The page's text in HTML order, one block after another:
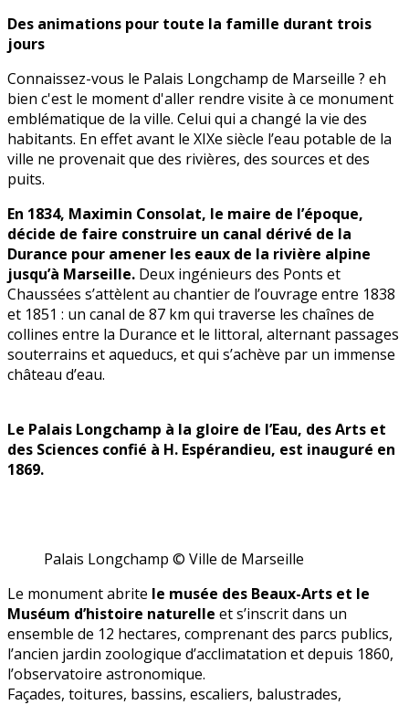
Des animations pour toute la famille durant trois
jours
Connaissez-vous le Palais Longchamp de Marseille ? eh
bien c'est le moment d'aller rendre visite à ce monument
emblématique de la ville. Celui qui a changé la vie des
habitants. En effet avant le XIXe siècle l’eau potable de la
ville ne provenait que des rivières, des sources et des
puits.
En 1834, Maximin Consolat, le maire de l’époque,
décide de faire construire un canal dérivé de la
Durance pour amener les eaux de la rivière alpine
jusqu’à Marseille. Deux ingénieurs des Ponts et
Chaussées s’attèlent au chantier de l’ouvrage entre 1838
et 1851 : un canal de 87 km qui traverse les chaînes de
collines entre la Durance et le littoral, alternant passages
souterrains et aqueducs, et qui s’achève par un immense
château d’eau.
Le Palais Longchamp à la gloire de l’Eau, des Arts et
des Sciences confié à H. Espérandieu, est inauguré en
1869.
Palais Longchamp © Ville de Marseille
Le monument abrite le musée des Beaux-Arts et le
Muséum d’histoire naturelle et s’inscrit dans un
ensemble de 12 hectares, comprenant des parcs publics,
l’ancien jardin zoologique d’acclimatation et depuis 1860,
l’observatoire astronomique.
Façades, toitures, bassins, escaliers, balustrades,